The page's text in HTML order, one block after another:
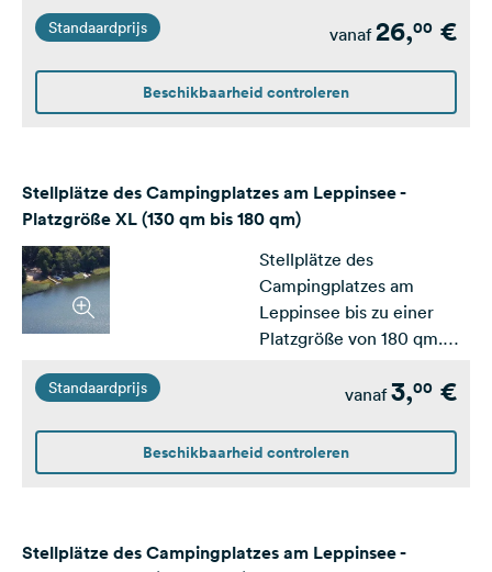
mittlere Wohnwagen /
Standaardprijs vanaf 26,00 €
Beschikbaarheid controleren
Stellplätze des Campingplatzes am Leppinsee -
Platzgröße XL (130 qm bis 180 qm)
Stellplätze des
Campingplatzes am
Leppinsee bis zu einer
Platzgröße von 180 qm.
große Wohnwagen /
Standaardprijs vanaf 3,00 €
Beschikbaarheid controleren
Stellplätze des Campingplatzes am Leppinsee -